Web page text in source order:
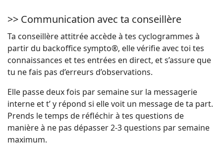
>> Communication avec ta conseillère
Ta conseillère attitrée accède à tes cyclogrammes à
partir du backoffice sympto®, elle vérifie avec toi tes
connaissances et tes entrées en direct, et s’assure que
tu ne fais pas d’erreurs d’observations.
Elle passe deux fois par semaine sur la messagerie
interne et t’ y répond si elle voit un message de ta part.
Prends le temps de réfléchir à tes questions de
manière à ne pas dépasser 2-3 questions par semaine
maximum.